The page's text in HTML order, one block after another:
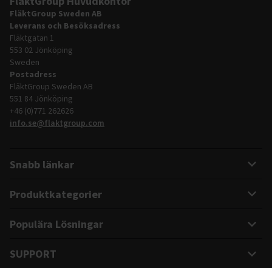
FläktGroup Sweden AB
Leverans och Besöksadress
Fläktgatan 1
553 02 Jönköping
Sweden
Postadress
FläktGroup Sweden AB
551 84 Jönköping
+46 (0)771 262626
info.se@flaktgroup.com
Snabb länkar
Produktkategorier
Populära Lösningar
SUPPORT